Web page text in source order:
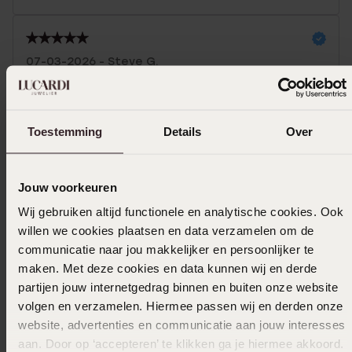
Toestemming Details Over
Jouw voorkeuren
Wij gebruiken altijd functionele en analytische cookies. Ook
willen we cookies plaatsen en data verzamelen om de
communicatie naar jou makkelijker en persoonlijker te
maken. Met deze cookies en data kunnen wij en derde
partijen jouw internetgedrag binnen en buiten onze website
volgen en verzamelen. Hiermee passen wij en derden onze
website, advertenties en communicatie aan jouw interesses
aan. Door op ‘accepteren’ te klikken ga je hiermee akkoord.
07-03-2026 - Steve G.
Perfecte maat en kado, goede service
Toon meer
Selecteer maat & bestel
Ook leuk voor jou